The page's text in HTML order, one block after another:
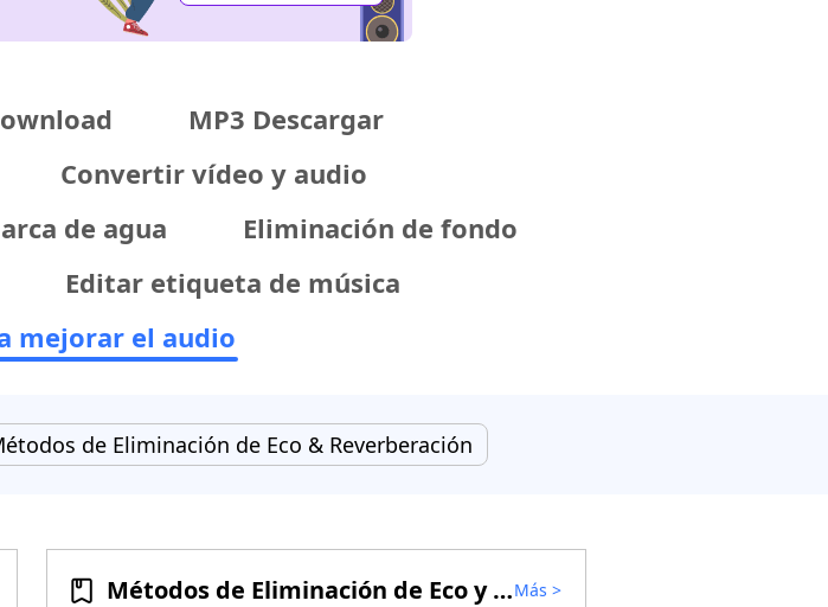
MP3 Descargar
Convertir vídeo y audio
de agua
Eliminación de fondo
Editar etiqueta de música
mejorar el audio
de Eliminación de Eco & Reverberación
Métodos de Eliminación de Eco y ReverberaciónMás >